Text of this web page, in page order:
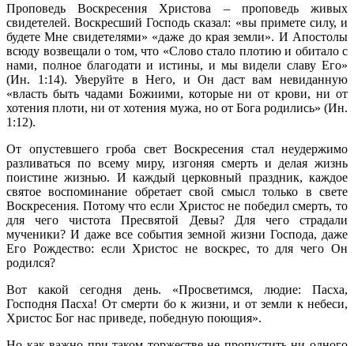
Проповедь Воскресения Христова – проповедь живых
свидетелей. Воскресший Господь сказал: «вы примете силу, и
будете Мне свидетелями» «даже до края земли». И Апостолы
всюду возвещали о том, что «Слово стало плотию и обитало с
нами, полное благодати и истины, и мы видели славу Его»
(Ин. 1:14). Уверуйте в Него, и Он даст вам невиданную
«власть быть чадами Божиими, которые ни от крови, ни от
хотения плоти, ни от хотения мужа, но от Бога родились» (Ин.
1:12).
От опустевшего гроба свет Воскресения стал неудержимо
разливаться по всему миру, изгоняя смерть и делая жизнь
поистине жизнью. И каждый церковный праздник, каждое
святое воспоминание обретает свой смысл только в свете
Воскресения. Потому что если Христос не победил смерть, то
для чего чистота Пресвятой Девы? Для чего страдали
мученики? И даже все события земной жизни Господа, даже
Его Рождество: если Христос не воскрес, то для чего Он
родился?
Вот какой сегодня день. «Просветимся, людие: Пасха,
Господня Пасха! От смерти бо к жизни, и от земли к небеси,
Христос Бог нас приведе, победную поющия».